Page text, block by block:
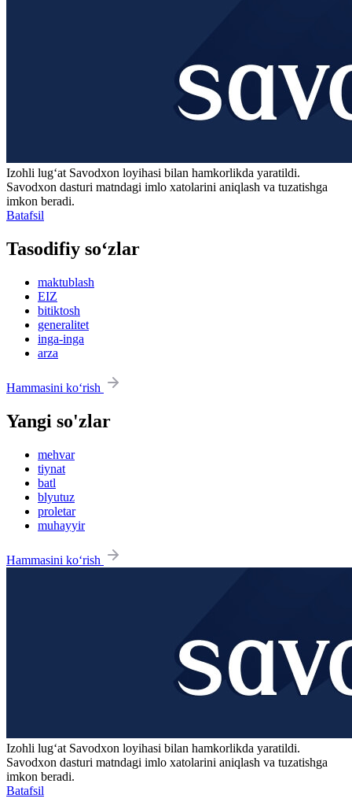
Izohli lugʻat Savodxon loyihasi bilan hamkorlikda yaratildi.
Savodxon dasturi matndagi imlo xatolarini aniqlash va tuzatishga
imkon beradi.
Batafsil
Tasodifiy so‘zlar
maktublash
EIZ
bitiktosh
generalitet
inga-inga
arza
Hammasini ko‘rish
Yangi so'zlar
mehvar
tiynat
batl
blyutuz
proletar
muhayyir
Hammasini ko‘rish
Izohli lugʻat Savodxon loyihasi bilan hamkorlikda yaratildi.
Savodxon dasturi matndagi imlo xatolarini aniqlash va tuzatishga
imkon beradi.
Batafsil